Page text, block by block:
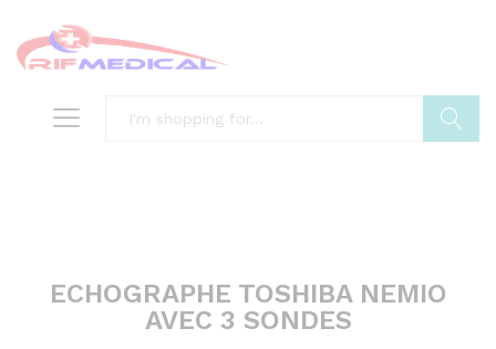
ECHOGRAPHE TOSHIBA NEMIO
AVEC 3 SONDES